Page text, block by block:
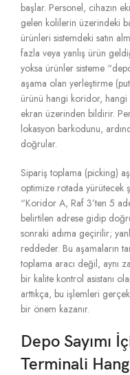
başlar. Personel, cihazın
gelen kolilerin üzerindeki
ürünleri sistemdeki satın
fazla veya yanlış ürün
yoksa ürünler sisteme
aşama olan yerleştirme
ürünü hangi koridor, hangi
ekran üzerinden bildirir.
lokasyon barkodunu,
doğrular.
Sipariş toplama (picking)
optimize rotada yürütecek
“Koridor A, Raf 3’ten 5
belirtilen adrese gidip
sonraki adıma geçirilir;
reddeder. Bu aşamaların
toplama aracı değil, aynı
bir kalite kontrol asistanı
arttıkça, bu işlemleri
bir önem kazanır.
Depo Sayımı
Terminali